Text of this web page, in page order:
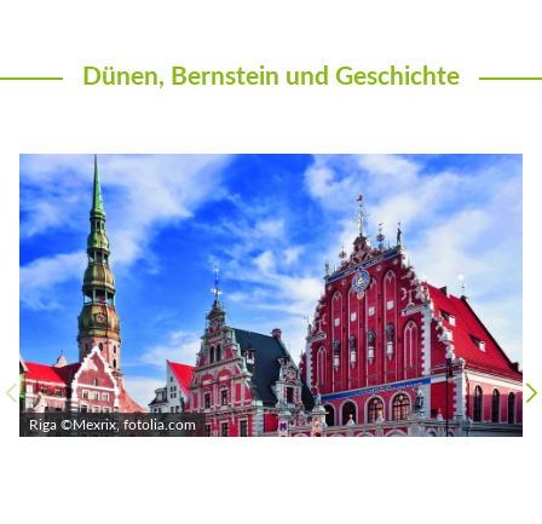
Dünen, Bernstein und Geschichte
Riga ©Mexrix, fotolia.com